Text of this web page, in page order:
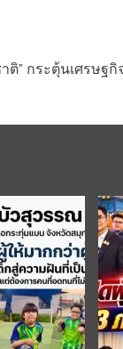
ติ” กระตุ้นเศรษฐกิ